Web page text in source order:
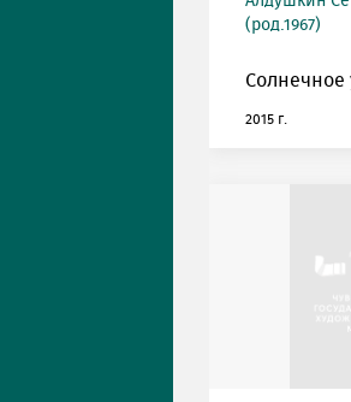
(род.1967)
Солнечное
2015 г.